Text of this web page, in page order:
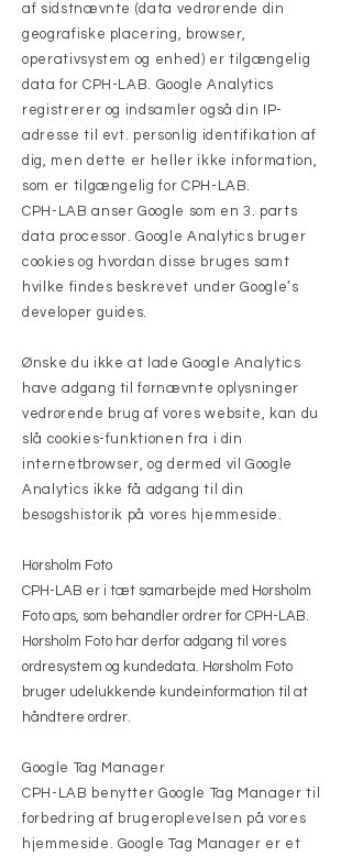
af sidstnævnte (data vedrørende din
geografiske placering, browser,
operativsystem og enhed) er tilgængelig
data for CPH-LAB. Google Analytics
registrerer og indsamler også din IP-
adresse til evt. personlig identifikation af
dig, men dette er heller ikke information,
som er tilgængelig for CPH-LAB.
CPH-LAB anser Google som en 3. parts
data processor. Google Analytics bruger
cookies og hvordan disse bruges samt
hvilke findes beskrevet under Google’s
developer guides.
Ønske du ikke at lade Google Analytics
have adgang til førnævnte oplysninger
vedrørende brug af vores website, kan du
slå cookies-funktionen fra i din
internetbrowser, og dermed vil Google
Analytics ikke få adgang til din
besøgshistorik på vores hjemmeside.
Hørsholm Foto
CPH-LAB er i tæt samarbejde med Hørsholm
Foto aps, som behandler ordrer for CPH-LAB.
Hørsholm Foto har derfor adgang til vores
ordresystem og kundedata. Hørsholm Foto
bruger udelukkende kundeinformation til at
håndtere ordrer.
Google Tag Manager
CPH-LAB benytter Google Tag Manager til
forbedring af brugeroplevelsen på vores
hjemmeside. Google Tag Manager er et